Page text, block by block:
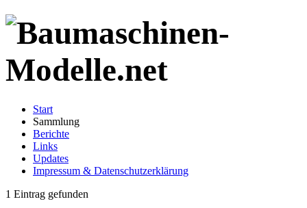
Start
Sammlung
Berichte
Links
Updates
Impressum & Datenschutzerklärung
1 Eintrag gefunden